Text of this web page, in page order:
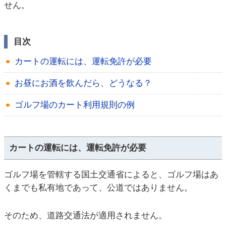
せん。
目次
カートの運転には、運転免許が必要
お昼にお酒を飲んだら、どうなる？
ゴルフ場のカート利用規則の例
カートの運転には、運転免許が必要
ゴルフ場を管轄する国土交通省によると、ゴルフ場はあ
くまでも私有地であって、公道ではありません。
そのため、道路交通法が適用されません。